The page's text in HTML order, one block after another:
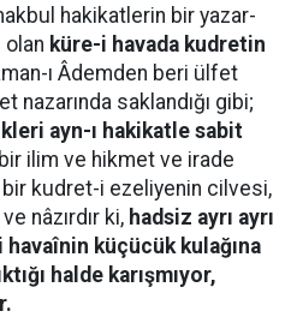
hakikatlerin bir yazar-
olan küre-i havada kudretin
ı Âdemden beri ülfet
nazarında saklandığı gibi;
ayn-ı hakikatle sabit
ilim ve hikmet ve irade
bir kudret-i ezeliyenin cilvesi,
nâzırdır ki, hadsiz ayrı ayrı
küçücük kulağına
halde karışmıyor,